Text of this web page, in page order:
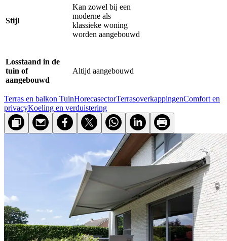
Stijl
Kan zowel bij een
moderne als
klassieke woning
worden aangebouwd
Losstaand in de
tuin of
aangebouwd
Altijd aangebouwd
Terras en balkon TuinHorecasectorTerras­overkappingenComfort en
privacyKoeling en verduistering